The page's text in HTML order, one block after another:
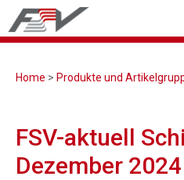
Home > Produkte und
FSV-aktuell
Dezember 2024